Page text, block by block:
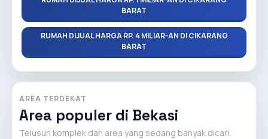
BARAT
RUMAH DIJUAL HARGA RP. 4 MILIAR-AN DI CIKARANG
BARAT
AREA TERDEKAT
Area populer di Bekasi
Telusuri komplek dan area yang sedang banyak dicari.